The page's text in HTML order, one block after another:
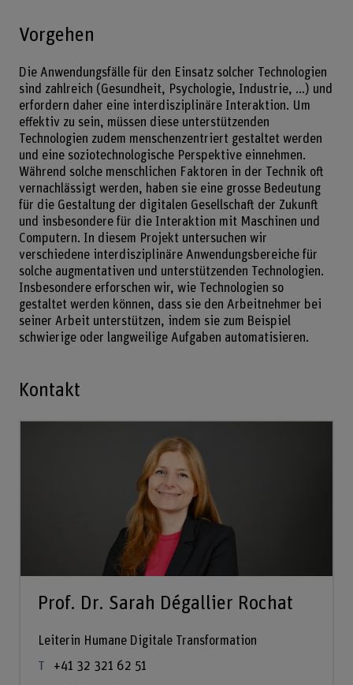
Vorgehen
Die Anwendungsfälle für den Einsatz solcher Technologien
sind zahlreich (Gesundheit, Psychologie, Industrie, ...) und
erfordern daher eine interdisziplinäre Interaktion. Um
effektiv zu sein, müssen diese unterstützenden
Technologien zudem menschenzentriert gestaltet werden
und eine soziotechnologische Perspektive einnehmen.
Während solche menschlichen Faktoren in der Technik oft
vernachlässigt werden, haben sie eine grosse Bedeutung
für die Gestaltung der digitalen Gesellschaft der Zukunft
und insbesondere für die Interaktion mit Maschinen und
Computern. In diesem Projekt untersuchen wir
verschiedene interdisziplinäre Anwendungsbereiche für
solche augmentativen und unterstützenden Technologien.
Insbesondere erforschen wir, wie Technologien so
gestaltet werden können, dass sie den Arbeitnehmer bei
seiner Arbeit unterstützen, indem sie zum Beispiel
schwierige oder langweilige Aufgaben automatisieren.
Kontakt
Prof. Dr. Sarah Dégallier Rochat
Leiterin Humane Digitale Transformation
+41 32 321 62 51